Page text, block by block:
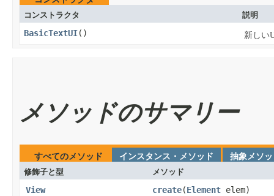
コンストラクタ
説明
BasicTextUI​() 新しい
メソッドのサマリー
すべてのメソッド インスタンス・メソッド
抽象メソ
修飾子と型
メソッド
View create​(Element elem)